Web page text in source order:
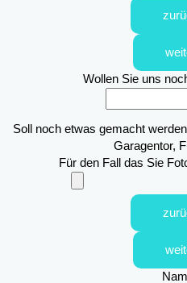
Wollen Sie uns
Soll noch etwas gemacht
Garagentor,
Für den Fall das Sie